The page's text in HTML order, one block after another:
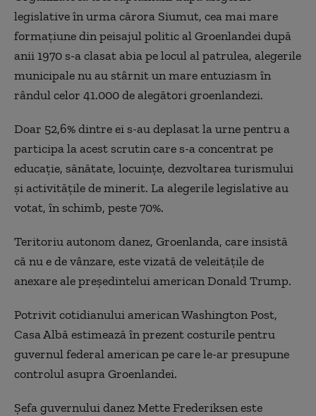
legislative în urma cărora Siumut, cea mai mare
formaţiune din peisajul politic al Groenlandei după
anii 1970 s-a clasat abia pe locul al patrulea, alegerile
municipale nu au stârnit un mare entuziasm în
rândul celor 41.000 de alegători groenlandezi.
Doar 52,6% dintre ei s-au deplasat la urne pentru a
participa la acest scrutin care s-a concentrat pe
educaţie, sănătate, locuinţe, dezvoltarea turismului
şi activităţile de minerit. La alegerile legislative au
votat, în schimb, peste 70%.
Teritoriu autonom danez, Groenlanda, care insistă
că nu e de vânzare, este vizată de veleităţile de
anexare ale preşedintelui american Donald Trump.
Potrivit cotidianului american Washington Post,
Casa Albă estimează în prezent costurile pentru
guvernul federal american pe care le-ar presupune
controlul asupra Groenlandei.
Şefa guvernului danez Mette Frederiksen este